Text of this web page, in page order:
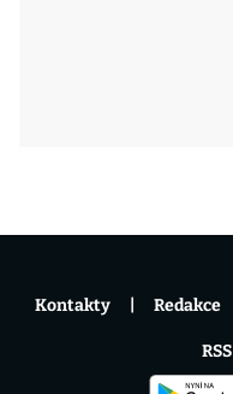
Kontakty Redakce
RSS